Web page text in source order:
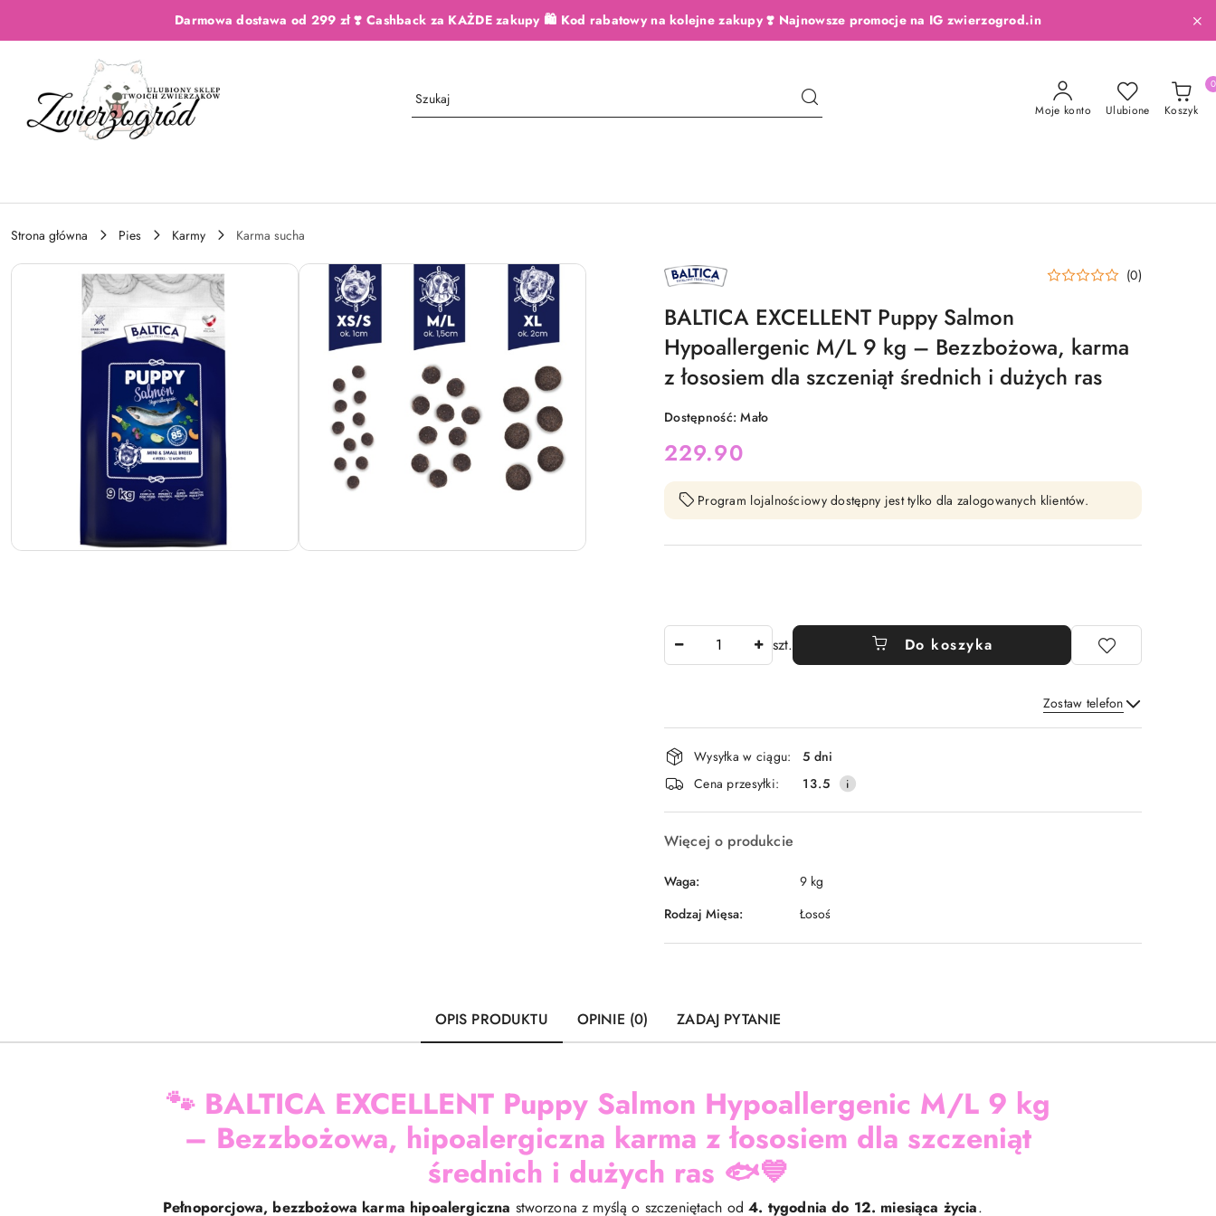
Przejdź do treści głównej
Przejdź do wyszukiwarki
Przejdź do moje konto
Przejdź do menu głównego
Przejdź do opisu produktuDarmowa dostawa od 299 zł ❣️ Cashback za KAŻDE zakupy 🛍️ Kod rabatowy na kolejne zakupy ❣️ Najnowsze promocje na IG zwierzogrod.in
Moje konto Ulubione Koszyk
0
Strona główna Pies Karmy
Karma sucha
NAZWA
PRODUCENTA: (0)
BALTICA EXCELLENT Puppy Salmon
Hypoallergenic M/L 9 kg – Bezzbożowa, karma
z łososiem dla szczeniąt średnich i dużych ras
Dostępność:Mało
cena:
229.90
Program lojalnościowy dostępny jest tylko dla zalogowanych klientów.
szt. Do koszyka
Zostaw telefon
Wyślij
Dostępność
i
dostawa
Wysyłka w ciągu:
5 dni
Cena przesyłki:
13.5
Więcej o produkcie
Waga:
9 kg
Rodzaj Mięsa:
Łosoś
OPIS PRODUKTU OPINIE (0) ZADAJ PYTANIE
🐾 BALTICA EXCELLENT Puppy Salmon Hypoallergenic M/L 9 kg
– Bezzbożowa, hipoalergiczna karma z łososiem dla szczeniąt
średnich i dużych ras 🐟💙
Pełnoporcjowa, bezzbożowa karma hipoalergiczna stworzona z myślą o szczeniętach od4. tygodnia do 12. miesiąca życia.